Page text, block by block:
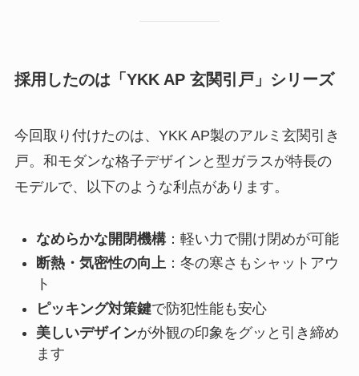
採用したのは「YKK AP 玄関引戸」シリーズ
今回取り付けたのは、YKK AP製のアルミ玄関引き
戸。和モダンな格子デザインと型ガラスが特長の
モデルで、以下のような利点があります。
なめらかな開閉機構：軽い力で開け閉めが可能
断熱・気密性の向上：冬の寒さもシャットアウ
ト
ピッキング対策鍵で防犯性能も安心
美しいデザインが外観の印象をグッと引き締め
ます